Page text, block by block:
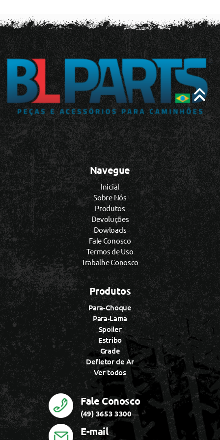
Navegue
Inicial
Sobre Nós
Produtos
Devoluções
Dowloads
Fale Conosco
Termos de Uso
Trabalhe Conosco
Produtos
Para-Choque
Para-Lama
Spoiler
Estribo
Grade
Defletor de Ar
Ver todos
Fale Conosco
(49) 3653 3300
E-mail